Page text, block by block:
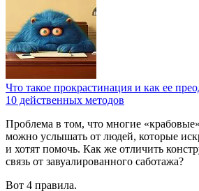
Что такое прокрастинация и как ее
10 действенных методов
Проблема в том, что многие
можно услышать от людей, которые
и хотят помочь. Как же отличить
связь от завуалированного саботажа?
Вот 4 правила.